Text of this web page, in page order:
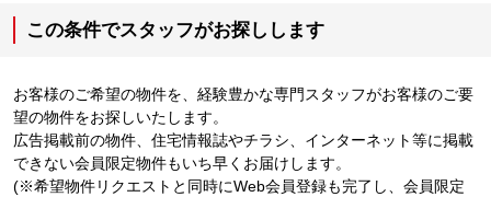
この条件でスタッフがお探しします
お客様のご希望の物件を、経験豊かな専門スタッフがお客様のご要
望の物件をお探しいたします。
広告掲載前の物件、住宅情報誌やチラシ、インターネット等に掲載
できない会員限定物件もいち早くお届けします。
(※希望物件リクエストと同時にWeb会員登録も完了し、会員限定